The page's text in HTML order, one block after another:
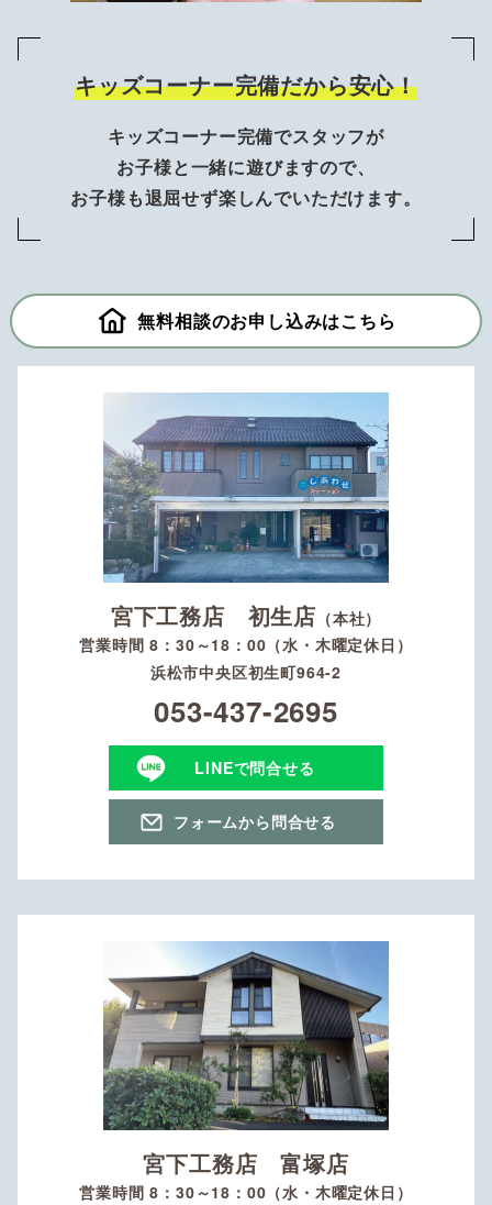
キッズコーナー完備だから安心！
キッズコーナー完備でスタッフが
お子様と一緒に遊びますので、
お子様も退屈せず楽しんでいただけます。
無料相談のお申し込みはこちら
宮下工務店 初生店 （本社）
営業時間 8：30～18：00（水・木曜定休日）
浜松市中央区初生町964-2
053-437-2695
LINEで問合せる
フォームから問合せる
宮下工務店 富塚店
営業時間 8：30～18：00（水・木曜定休日）